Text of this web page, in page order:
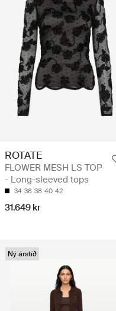
ROTATE
FLOWER MESH LS TOP
- Long-sleeved tops
34 36 38 40 42
31.649 kr
Ný árstíð